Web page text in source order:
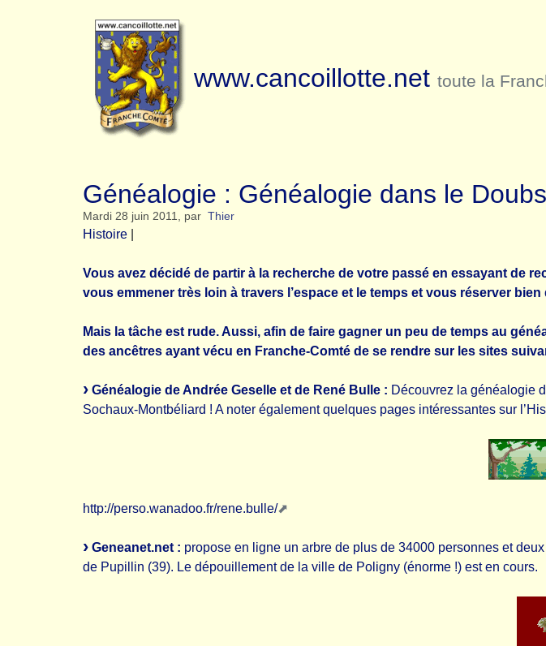
www.cancoillotte.net toute la
Généalogie : Généalogie dans le
Mardi 28 juin 2011, par Thier
Histoire
Vous avez décidé de partir à la recherche de votre passé en essayant de
vous emmener très loin à travers l’espace et le temps et vous réserver
Mais la tâche est rude. Aussi, afin de faire gagner un peu de temps au
des ancêtres ayant vécu en Franche-Comté de se rendre sur les sites
Généalogie de Andrée Geselle et de René Bulle : Découvrez la généalogie
Sochaux-Montbéliard ! A noter également quelques pages intéressantes sur
http://perso.wanadoo.fr/rene.bulle/
Geneanet.net : propose en ligne un arbre de plus de 34000 personnes et
de Pupillin (39). Le dépouillement de la ville de Poligny (énorme !) est en cours.